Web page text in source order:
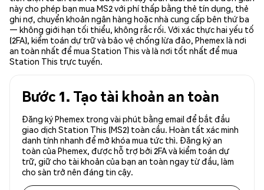
này cho phép bạn mua MS2 với phí thấp bằng thẻ tín dụng, thẻ
ghi nợ, chuyển khoản ngân hàng hoặc nhà cung cấp bên thứ ba
— không giới hạn tối thiểu, không rắc rối. Với xác thực hai yếu tố
(2FA), kiểm toán dự trữ và bảo vệ chống lừa đảo, Phemex là nơi
an toàn nhất để mua Station This và là nơi tốt nhất để mua
Station This trực tuyến.
Bước 1. Tạo tài khoản an toàn
Đăng ký Phemex trong vài phút bằng email để bắt đầu
giao dịch Station This (MS2) toàn cầu. Hoàn tất xác minh
danh tính nhanh để mở khóa mua tức thì. Đăng ký an
toàn của Phemex, được hỗ trợ bởi 2FA và kiểm toán dự
trữ, giữ cho tài khoản của bạn an toàn ngay từ đầu, làm
cho sàn trở nên đáng tin cậy.